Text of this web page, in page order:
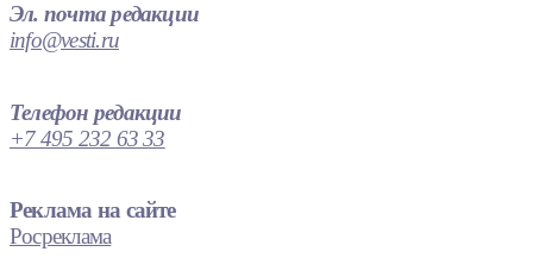
Эл. почта редакции
info@vesti.ru
Телефон редакции
+7 495 232 63 33
Реклама на сайте
Росреклама